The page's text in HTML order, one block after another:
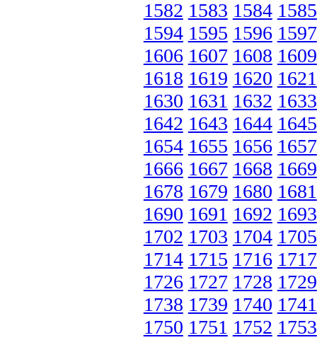
1582 1583 1584 1585
1594 1595 1596 1597
1606 1607 1608 1609
1618 1619 1620 1621
1630 1631 1632 1633
1642 1643 1644 1645
1654 1655 1656 1657
1666 1667 1668 1669
1678 1679 1680 1681
1690 1691 1692 1693
1702 1703 1704 1705
1714 1715 1716 1717
1726 1727 1728 1729
1738 1739 1740 1741
1750 1751 1752 1753